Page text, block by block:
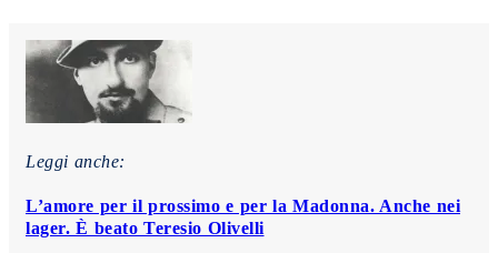
Leggi anche:
L’amore per il prossimo e per la Madonna. Anche nei
lager. È beato Teresio Olivelli